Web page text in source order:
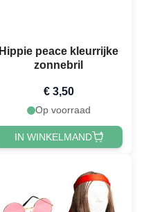
Hippie peace kleurrijke
zonnebril
€ 3,50
Op voorraad
IN WINKELMAND